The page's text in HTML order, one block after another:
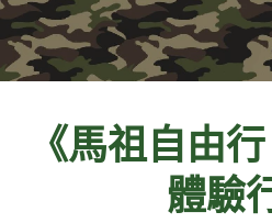
《馬祖自由
體驗